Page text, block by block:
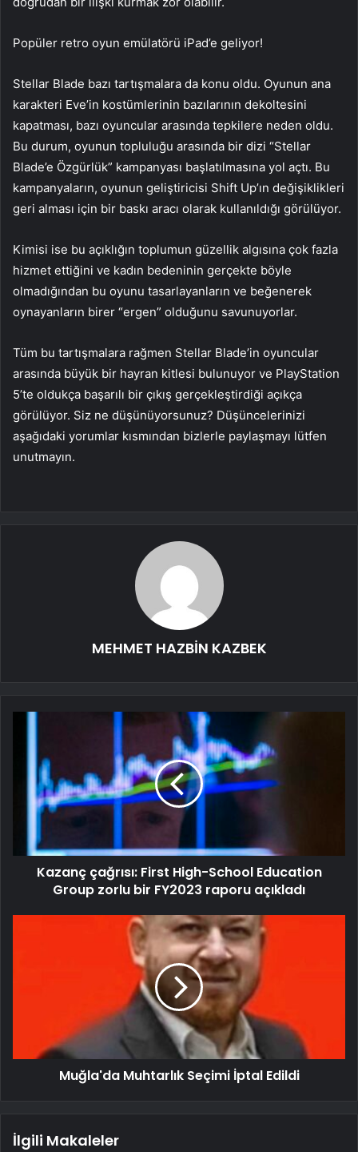
Popüler retro oyun emülatörü iPad’e geliyor!
Stellar Blade bazı tartışmalara da konu oldu. Oyunun ana
karakteri Eve’in kostümlerinin bazılarının dekoltesini
kapatması, bazı oyuncular arasında tepkilere neden oldu.
Bu durum, oyunun topluluğu arasında bir dizi “Stellar
Blade’e Özgürlük” kampanyası başlatılmasına yol açtı. Bu
kampanyaların, oyunun geliştiricisi Shift Up’ın değişiklikleri
geri alması için bir baskı aracı olarak kullanıldığı görülüyor.
Kimisi ise bu açıklığın toplumun güzellik algısına çok fazla
hizmet ettiğini ve kadın bedeninin gerçekte böyle
olmadığından bu oyunu tasarlayanların ve beğenerek
oynayanların birer “ergen” olduğunu savunuyorlar.
Tüm bu tartışmalara rağmen Stellar Blade’in oyuncular
arasında büyük bir hayran kitlesi bulunuyor ve PlayStation
5’te oldukça başarılı bir çıkış gerçekleştirdiği açıkça
görülüyor. Siz ne düşünüyorsunuz? Düşüncelerinizi
aşağıdaki yorumlar kısmından bizlerle paylaşmayı lütfen
unutmayın.
MEHMET HAZBİN KAZBEK
Kazanç çağrısı: First High-School Education
Group zorlu bir FY2023 raporu açıkladı
Muğla'da Muhtarlık Seçimi İptal Edildi
İlgili Makaleler